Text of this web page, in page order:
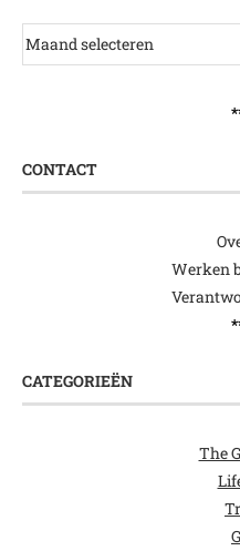
CONTACT
Werken
CATEGORIEËN
The